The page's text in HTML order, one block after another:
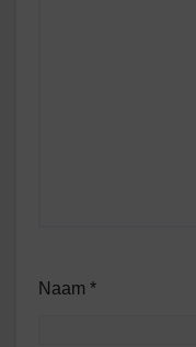
Naam *